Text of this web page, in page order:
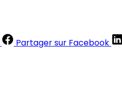
Partager sur Facebook